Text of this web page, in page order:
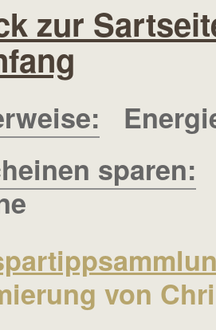
zur
sparen:
von